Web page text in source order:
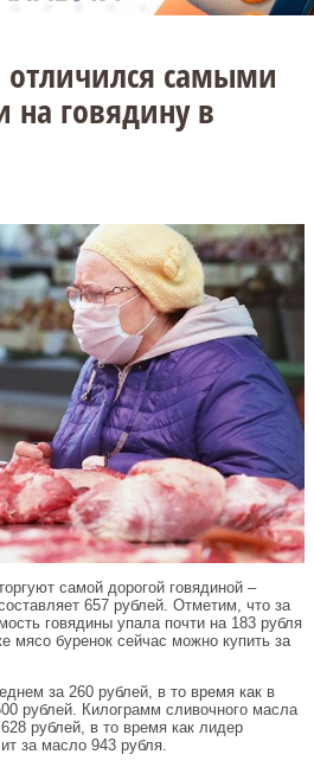
отличился самыми
говядину в
самой дорогой говядиной –
657 рублей. Отметим, что за
говядины упала почти на 183 рубля
мясо буренок сейчас можно купить за
за 260 рублей, в то время как в
рублей. Килограмм сливочного масла
рублей, в то время как лидер
за масло 943 рубля.